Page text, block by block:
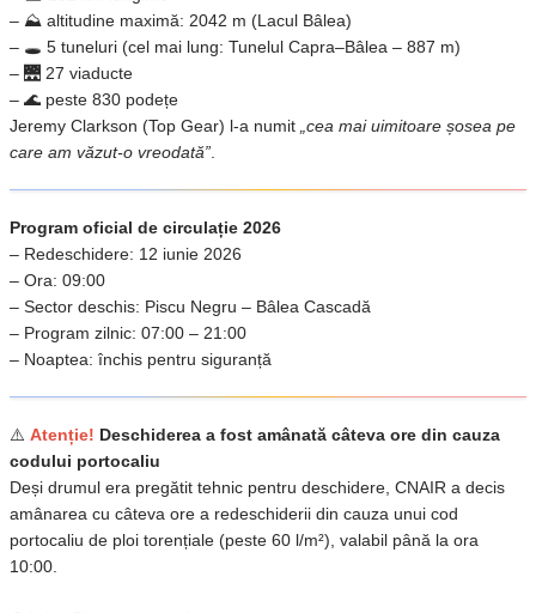
– ⛰️ altitudine maximă: 2042 m (Lacul Bâlea)
– 🕳️ 5 tuneluri (cel mai lung: Tunelul Capra–Bâlea – 887 m)
– 🌉 27 viaducte
– 🌊 peste 830 podețe
Jeremy Clarkson (Top Gear) l-a numit „cea mai uimitoare șosea pe
care am văzut-o vreodată”
Program oficial de circulație 2026
– Redeschidere: 12 iunie 2026
– Ora: 09:00
– Sector deschis: Piscu Negru – Bâlea Cascadă
– Program zilnic: 07:00 – 21:00
– Noaptea: închis pentru siguranță
⚠️ Atenție! Deschiderea a fost amânată câteva ore din cauza
codului portocaliu
Deși drumul era pregătit tehnic pentru deschidere, CNAIR a decis
amânarea cu câteva ore a redeschiderii din cauza unui cod
portocaliu de ploi torențiale (peste 60 l/m²), valabil până la ora
10:00.